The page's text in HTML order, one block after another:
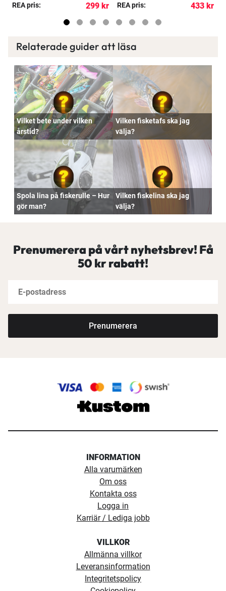
REA pris:
299 kr
REA pris:
433 kr
Relaterade guider att läsa
Vilket bete under vilken
årstid?
Vilken fisketafs ska jag
välja?
Spola lina på fiskerulle – Hur
gör man?
Vilken fiskelina ska jag
välja?
Prenumerera på vårt nyhetsbrev! Få
50 kr rabatt!
Prenumerera
INFORMATION
Alla varumärken
Om oss
Kontakta oss
Logga in
Karriär / Lediga jobb
VILLKOR
Allmänna villkor
Leveransinformation
Integritetspolicy